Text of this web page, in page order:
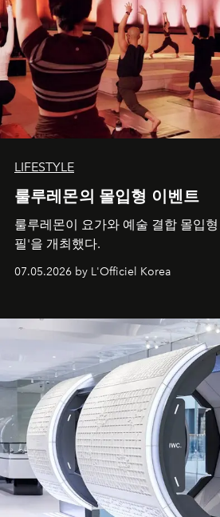
LIFESTYLE
룰루레몬의 몰입형 이벤트
룰루레몬이 요가와 예술 결합 몰입
필'을 개최했다.
07.05.2026 by L'Officiel Korea